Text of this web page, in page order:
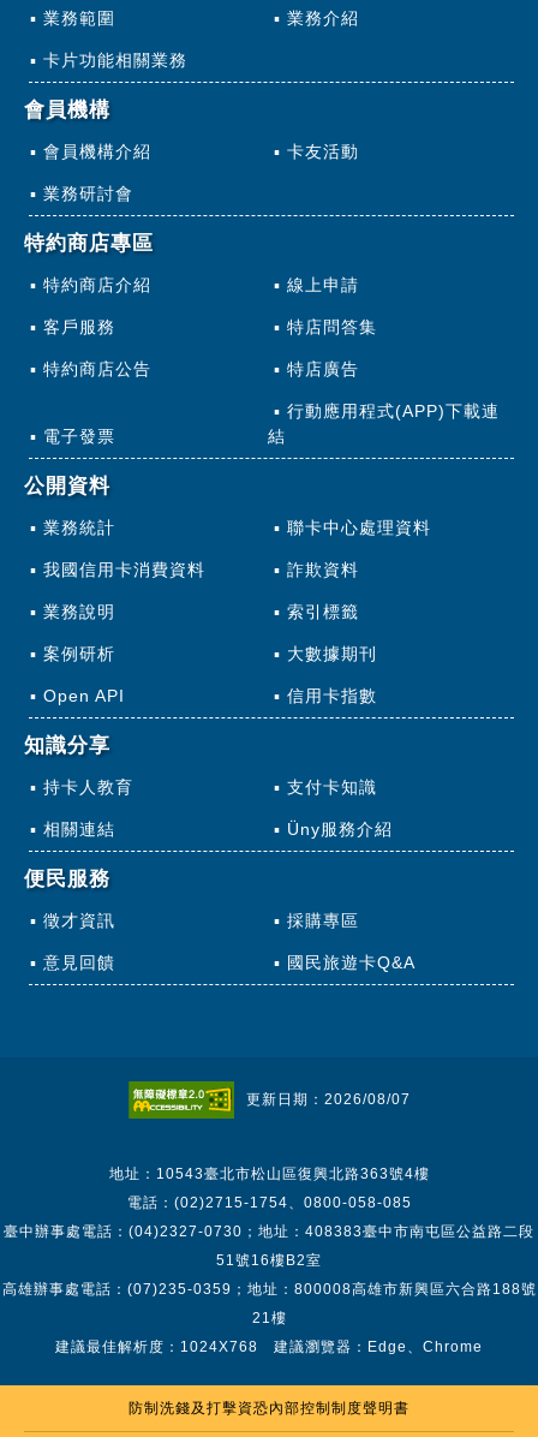
業務範圍 業務介紹
卡片功能相關業務
會員機構
會員機構介紹 卡友活動
業務研討會
特約商店專區
特約商店介紹 線上申請
客戶服務 特店問答集
特約商店公告 特店廣告
電子發票
行動應用程式(APP)下載連
結
公開資料
業務統計 聯卡中心處理資料
我國信用卡消費資料 詐欺資料
業務說明 索引標籤
案例研析 大數據期刊
Open API 信用卡指數
知識分享
持卡人教育 支付卡知識
相關連結 Üny服務介紹
便民服務
徵才資訊 採購專區
意見回饋 國民旅遊卡Q&A
更新日期：2026/08/07
地址：10543臺北市松山區復興北路363號4樓
電話：(02)2715-1754、0800-058-085
臺中辦事處電話：(04)2327-0730；地址：408383臺中市南屯區公益路二段
51號16樓B2室
高雄辦事處電話：(07)235-0359；地址：800008高雄市新興區六合路188號
21樓
建議最佳解析度：1024X768 建議瀏覽器：Edge、Chrome
防制洗錢及打擊資恐內部控制制度聲明書